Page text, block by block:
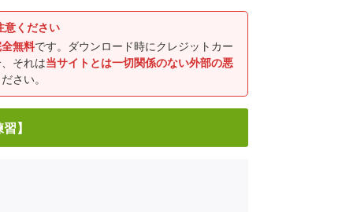
意ください
無料です。ダウンロード時にクレジットカー
それは当サイトとは一切関係のない外部の悪
さい。
】